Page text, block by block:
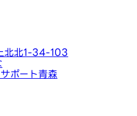
北北1-34-103
ポート青森